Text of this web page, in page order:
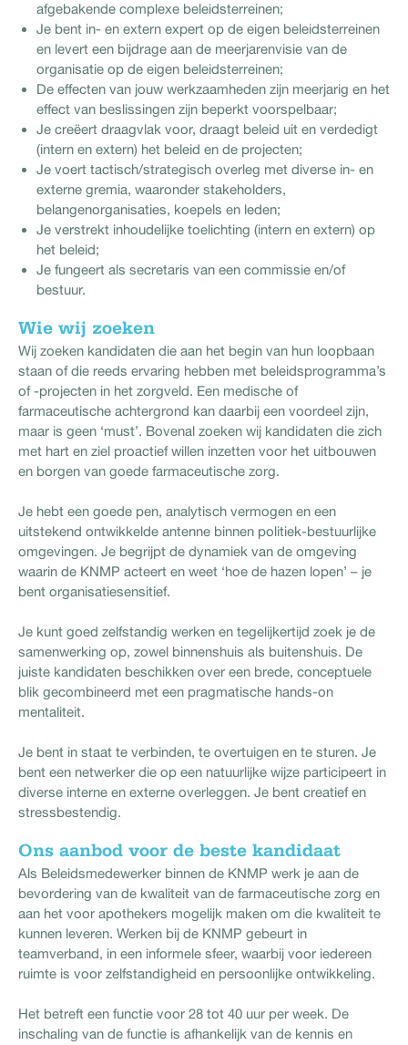
afgebakende complexe beleidsterreinen;
Je bent in- en extern expert op de eigen beleidsterreinen
en levert een bijdrage aan de meerjarenvisie van de
organisatie op de eigen beleidsterreinen;
De effecten van jouw werkzaamheden zijn meerjarig en het
effect van beslissingen zijn beperkt voorspelbaar;
Je creëert draagvlak voor, draagt beleid uit en verdedigt
(intern en extern) het beleid en de projecten;
Je voert tactisch/strategisch overleg met diverse in- en
externe gremia, waaronder stakeholders,
belangenorganisaties, koepels en leden;
Je verstrekt inhoudelijke toelichting (intern en extern) op
het beleid;
Je fungeert als secretaris van een commissie en/of
bestuur.
Wie wij zoeken
Wij zoeken kandidaten die aan het begin van hun loopbaan
staan of die reeds ervaring hebben met beleidsprogramma’s
of -projecten in het zorgveld. Een medische of
farmaceutische achtergrond kan daarbij een voordeel zijn,
maar is geen ‘must’. Bovenal zoeken wij kandidaten die zich
met hart en ziel proactief willen inzetten voor het uitbouwen
en borgen van goede farmaceutische zorg.
Je hebt een goede pen, analytisch vermogen en een
uitstekend ontwikkelde antenne binnen politiek-bestuurlijke
omgevingen. Je begrijpt de dynamiek van de omgeving
waarin de KNMP acteert en weet ‘hoe de hazen lopen’ – je
bent organisatiesensitief.
Je kunt goed zelfstandig werken en tegelijkertijd zoek je de
samenwerking op, zowel binnenshuis als buitenshuis. De
juiste kandidaten beschikken over een brede, conceptuele
blik gecombineerd met een pragmatische hands-on
mentaliteit.
Je bent in staat te verbinden, te overtuigen en te sturen. Je
bent een netwerker die op een natuurlijke wijze participeert in
diverse interne en externe overleggen. Je bent creatief en
stressbestendig.
Ons aanbod voor de beste kandidaat
Als Beleidsmedewerker binnen de KNMP werk je aan de
bevordering van de kwaliteit van de farmaceutische zorg en
aan het voor apothekers mogelijk maken om die kwaliteit te
kunnen leveren. Werken bij de KNMP gebeurt in
teamverband, in een informele sfeer, waarbij voor iedereen
ruimte is voor zelfstandigheid en persoonlijke ontwikkeling.
Het betreft een functie voor 28 tot 40 uur per week. De
inschaling van de functie is afhankelijk van de kennis en